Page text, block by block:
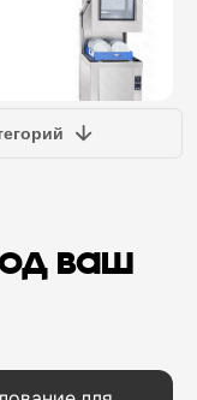
ваш